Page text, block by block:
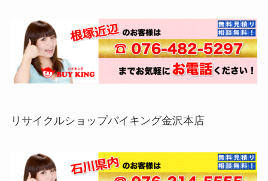
リサイクルショップバイキング金沢本店